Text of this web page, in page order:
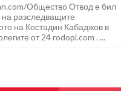
Общество Отвод е бил
на разследващите
на Костадин Кабаджов в
от 24 rodopi.com . ...